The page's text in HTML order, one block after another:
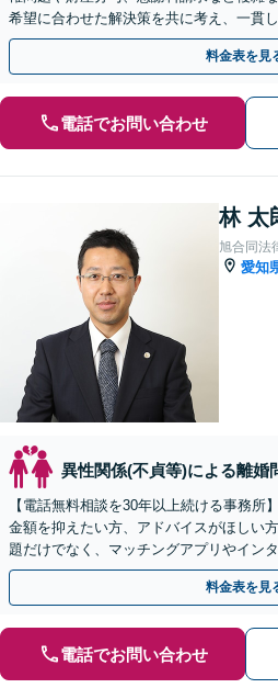
希望に合わせた解決策を共に考え、一貫
「熟年離婚のご相談もお任せください」
料金表を見
電話でお問い合わせ
林 太
旭合同法
愛知
異性関係(不貞等)による離婚
【電話無料相談を30年以上続ける事務所
金額を抑えたい方、アドバイスがほしい
題だけでなく、マッチングアプリやイン
トラブルにも対応できます【夜間休日の
料金表を見
電話でお問い合わせ